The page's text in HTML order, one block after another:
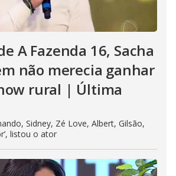
A Fazenda 16, Sacha
não merecia ganhar
rural | Última
Sidney, Zé Love, Albert, Gilsão,
listou o ator